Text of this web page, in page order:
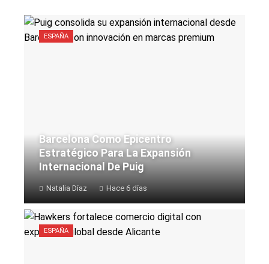
ESPAÑA
Barcelona Como Epicentro
Estratégico Para La Expansión
Internacional De Puig
Natalia Díaz Hace 6 días
ESPAÑA